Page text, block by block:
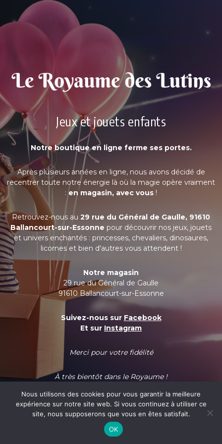
Jeux et jouets enfants
Notre boutique en ligne ferme ses portes.
Après plusieurs années en ligne, nous avons décidé de
recentrer toute notre énergie là où la magie opère vraiment
:en magasin, avec vous !
Retrouvez-nous au 29 rue du Général de Gaulle, 91610
Ballancourt-sur-Essonne pour découvrir nos jeux, jouets
et univers enchantés : princesses, chevaliers, dinosaures,
licornes et bien d'autres vous attendent !
Notre magasin
29 rue du Général de Gaulle
91610 Ballancourt-sur-Essonne
Suivez-nous sur Facebook
Et sur Instagram
Merci pour votre fidélité
À très bientôt dans le Royaume !
Nous utilisons des cookies pour vous garantir la meilleure
expérience sur notre site web. Si vous continuez à utiliser ce
site, nous supposerons que vous en êtes satisfait.
OK